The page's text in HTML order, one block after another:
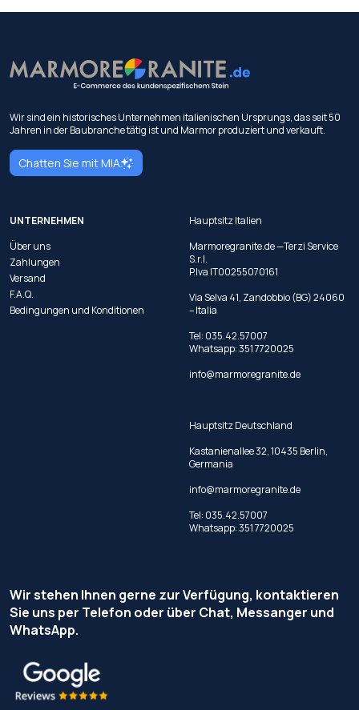
Wir sind ein historisches Unternehmen italienischen Ursprungs, das seit 50
Jahren in der Baubranche tätig ist und Marmor produziert und verkauft.
Chatten Sie mit MIA
UNTERNEHMEN
Über uns
Zahlungen
Versand
F.A.Q.
Bedingungen und Konditionen
Hauptsitz Italien
Marmoregranite.de —Terzi Service
S.r.l.
P.Iva IT00255070161
Via Selva 41, Zandobbio (BG) 24060
– Italia
Tel: 035.42.57007
Whatsapp:351 7720025
info@marmoregranite.de
Hauptsitz Deutschland
Kastanienallee 32, 10435 Berlin,
Germania
info@marmoregranite.de
Tel: 035.42.57007
Whatsapp:351 7720025
Wir stehen Ihnen gerne zur Verfügung, kontaktieren
Sie uns per Telefon oder über Chat, Messanger und
WhatsApp.